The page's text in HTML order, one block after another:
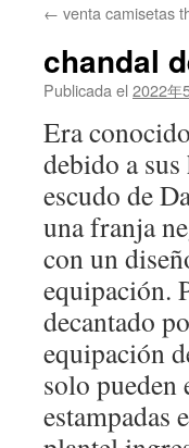
contenido
← venta camisetas
chandal
Publicada el 2022年
Era
debido a
escudo de
una franja
con un
equipación.
decantado
equipación
solo pueden
estampadas